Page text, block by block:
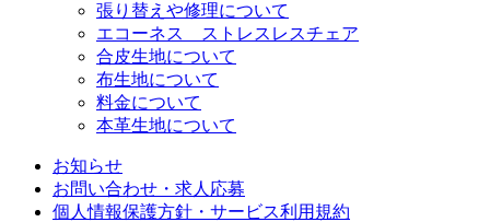
張り替えや修理について
エコーネス ストレスレスチェア
合皮生地について
布生地について
料金について
本革生地について
お知らせ
お問い合わせ・求人応募
個人情報保護方針・サービス利用規約